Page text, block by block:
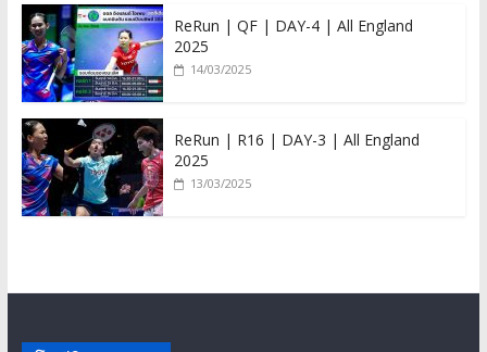
ReRun | QF | DAY-4 | All England
2025
14/03/2025
ReRun | R16 | DAY-3 | All England
2025
13/03/2025